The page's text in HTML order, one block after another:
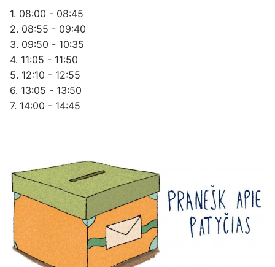
1. 08:00 - 08:45
2. 08:55 - 09:40
3. 09:50 - 10:35
4. 11:05 - 11:50
5. 12:10 - 12:55
6. 13:05 - 13:50
7. 14:00 - 14:45